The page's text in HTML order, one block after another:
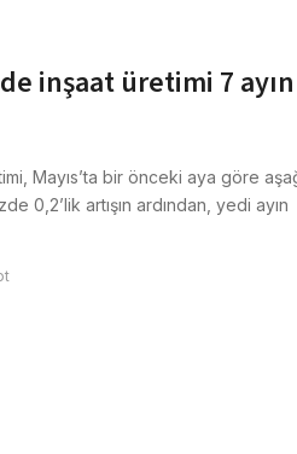
inşaat üretimi 7 ayın
Mayıs’ta bir önceki aya göre
0,2’lik artışın ardından, yedi ayın